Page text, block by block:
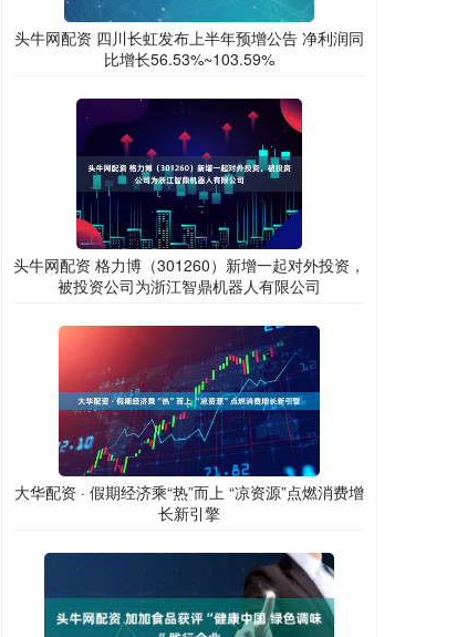
头牛网配资 四川长虹发布上半年预增公告 净利润同
比增长56.53%~103.59%
头牛网配资 格力博（301260）新增一起对外投资，
被投资公司为浙江智鼎机器人有限公司
大华配资 · 假期经济乘“热”而上 “凉资源”点燃消费增
长新引擎